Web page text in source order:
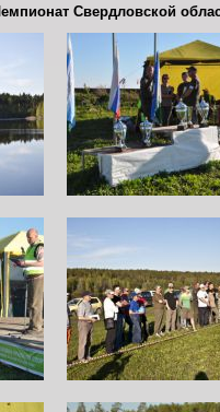
Свердловской